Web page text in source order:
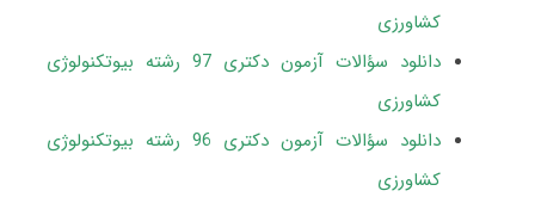
کشاورزی
دانلود سؤالات آزمون دکتری 97 رشته بیوتکنولوژی
کشاورزی
دانلود سؤالات آزمون دکتری 96 رشته بیوتکنولوژی
کشاورزی